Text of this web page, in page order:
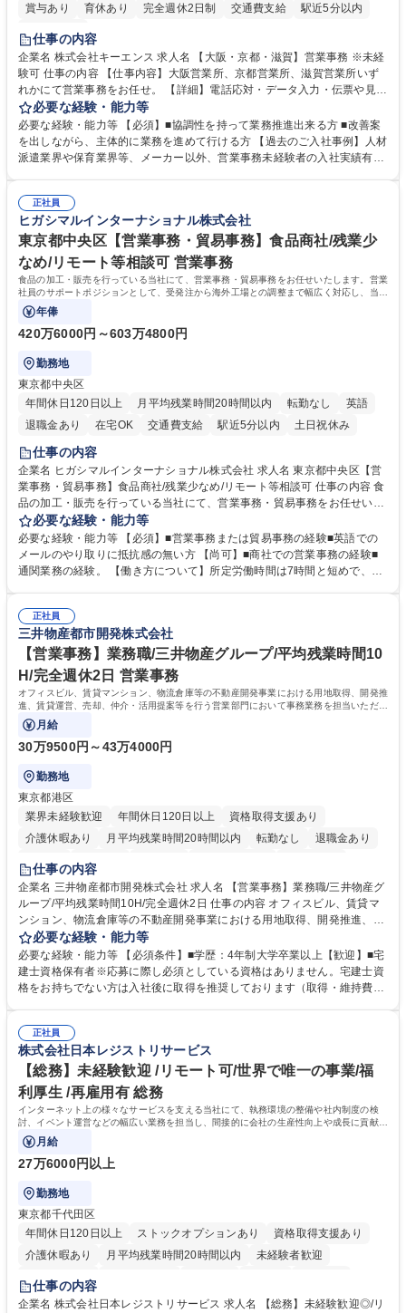
賞与あり 育休あり 完全週休2日制 交通費支給
駅近5分以内
土日祝休み
仕事の内容
企業名 株式会社キーエンス 求人名 【大阪・京都・滋賀】営業事務 ※未経
験可 仕事の内容 【仕事内容】大阪営業所、京都営業所、滋賀営業所いず
れかにて営業事務をお任せ。 【詳細】電話応対・データ入力・伝票や見積
の作成・カタログ送付・来客対応・営業所内で発生する事務業務や業務改
善をお任せ。 【教育制度】ご入社後、育成担当とペアになりながらOJTに
て業務を覚えていただくことが可能です。業務システムがきちんと構築さ
れているため、スムーズに仕事に慣れることができる環境です。また、
募集職種 【大阪・京都・滋賀】営業事務 ※未経験可
必要な経験・能力等
必要な経験・能力等 【必須】■協調性を持って業務推進出来る方 ■改善案
を出しながら、主体的に業務を進めて行ける方 【過去のご入社事例】人材
派遣業界や保育業界等、メーカー以外、営業事務未経験者の入社実績有
えて、お客様や社員の状況に合わせ、能動的なサポート、改善の動きも期
待され。組織を支えるスペシャリストとして、チームに貢献し、結果的に
社員から頼られる存在になることができます。平均19:30の退勤以降の業
務の持ち帰りも禁止されており、メリハリのある働き方となります。 学
歴・資格 学歴：大学院 大学 高専 短大 語学力： 資格：
正社員
ヒガシマルインターナショナル株式会社
東京都中央区【営業事務・貿易事務】食品商社/残業少
なめ/リモート等相談可 営業事務
食品の加工・販売を行っている当社にて、営業事務・貿易事務をお任せいたします。営業
社員のサポートポジションとして、受発注から海外工場との調整まで幅広く対応し、当社
事業の根幹を支えていただきます。
年俸
420万6000円～603万4800円
勤務地
東京都中央区
年間休日120日以上
月平均残業時間20時間以内 転勤なし
英語
退職金あり
在宅OK 交通費支給 駅近5分以内 土日祝休み
仕事の内容
企業名 ヒガシマルインターナショナル株式会社 求人名 東京都中央区【営
業事務・貿易事務】食品商社/残業少なめ/リモート等相談可 仕事の内容 食
品の加工・販売を行っている当社にて、営業事務・貿易事務をお任せいた
します。営業社員のサポートポジションとして、受発注から海外工場との
調整まで幅広く対応し、当社事業の根幹を支えていただきます。 ■受発注
業務、請求書発行 ■海外工場とのスケジュール調整 ■在庫管理 ■輸入書類
の確認・作成 ■配送手配 ■通関業者を通して行う輸出入業全般 ■倉庫との
ルプロデュースしているため、商品に関わる全ての業務をサポート頂きま
す。 募集職種 東京都中央区【営業事務・貿易事務】食品商社/残業少なめ/
リモート等相談可
必要な経験・能力等
必要な経験・能力等 【必須】■営業事務または貿易事務の経験■英語での
メールのやり取りに抵抗感の無い方 【尚可】■商社での営業事務の経験■
通関業務の経験。 【働き方について】所定労働時間は7時間と短めで、残
の強み】1991年の設立以来、外食産業を中心としたお客様の多様なニー
ズに沿った冷凍水産物等の生産・輸入・販売を一貫して手掛けています。
自社工場と海外拠点の強固な連携によるワンストップサービスが最大の強
みです。 学歴・資格 学歴：大学院 大学 語学力：英語 資格：
正社員
三井物産都市開発株式会社
【営業事務】業務職/三井物産グループ/平均残業時間10
H/完全週休2日 営業事務
オフィスビル、賃貸マンション、物流倉庫等の不動産開発事業における用地取得、開発推
進、賃貸運営、売却、仲介・活用提案等を行う営業部門において事務業務を担当いただき
ます。
月給
30万9500円～43万4000円
勤務地
東京都港区
業界未経験歓迎
年間休日120日以上
資格取得支援あり
介護休暇あり
月平均残業時間20時間以内 転勤なし
退職金あり
在宅OK
賞与あり
駅近5分以内
土日祝休み 寮・社宅あり
仕事の内容
企業名 三井物産都市開発株式会社 求人名 【営業事務】業務職/三井物産グ
ループ/平均残業時間10H/完全週休2日 仕事の内容 オフィスビル、賃貸マ
ンション、物流倉庫等の不動産開発事業における用地取得、開発推進、賃
貸運営、売却、仲介・活用提案等を行う営業部門において事務業務を担当
いただきます。 【詳細】・契約書管理、契約書製本、捺印対応、ファイリ
ング、登記簿取得、調書取得・支払業務（各種費用支払、支払管理、請
求・支払データ登録、取引先マスター申請対応）・予算作成及び予実管
の他に担当頂く業務が発生する場合があります。 募集職種 【営業事務】
業務職/三井物産グループ/平均残業時間10H/完全週休2日
必要な経験・能力等
必要な経験・能力等 【必須条件】■学歴：4年制大学卒業以上【歓迎】■宅
建士資格保有者※応募に際し必須としている資格はありません。宅建士資
格をお持ちでない方は入社後に取得を推奨しております（取得・維持費用
ション力がある方。 ・チャレンジを厭わず、粘り強く業務に取り組める
方。多様な関係者と謙虚に信頼関係を構築でき、期限を意識したスケジュ
ール管理が出来る方。※将来的に他部署（営業部門、コーポレート部門）
へのジョブローテーションの可能性があります。 学歴・資格 学歴：大学
院 大学 語学力： 資格：宅地建物取引士
正社員
株式会社日本レジストリサービス
【総務】未経験歓迎 /リモート可/世界で唯一の事業/福
利厚生 /再雇用有 総務
インターネット上の様々なサービスを支える当社にて、執務環境の整備や社内制度の検
討、イベント運営などの幅広い業務を担当し、間接的に会社の生産性向上や成長に貢献し
ている部署です。
月給
27万6000円以上
勤務地
東京都千代田区
年間休日120日以上
ストックオプションあり
資格取得支援あり
介護休暇あり
月平均残業時間20時間以内
未経験者歓迎
住宅手当あり
完全週休2日制
交通費支給 駅近5分以内 土日祝休み 服装自由
仕事の内容
企業名 株式会社日本レジストリサービス 求人名 【総務】未経験歓迎◎/リ